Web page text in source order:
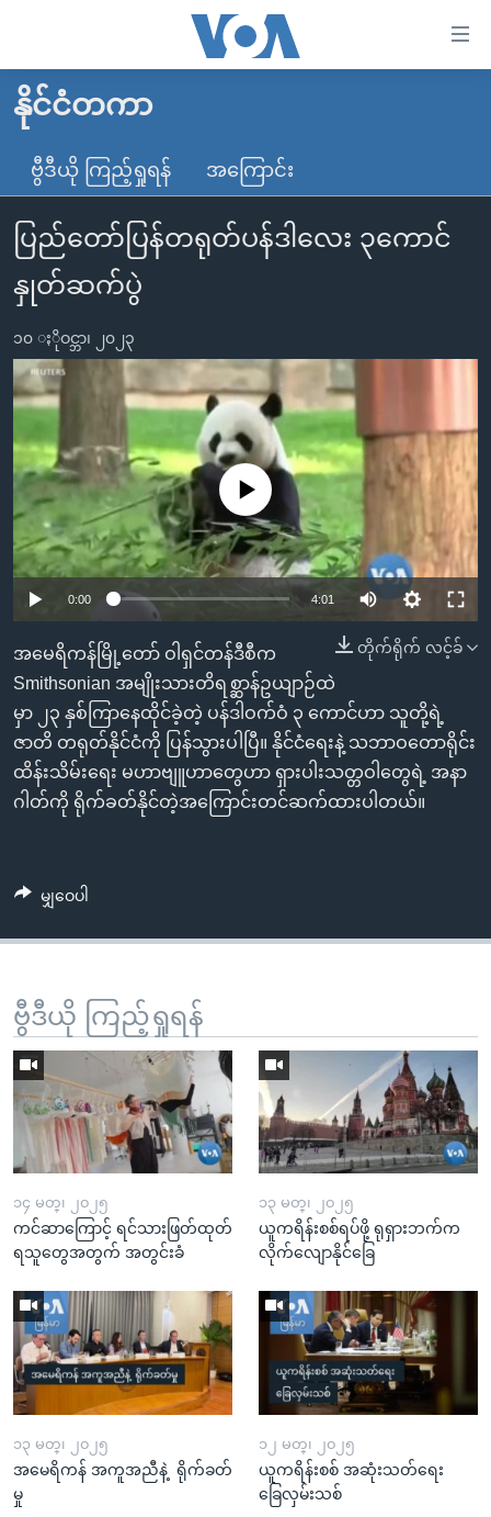
လွယ်ကူ
စေ
သည့်
Link
များ
ပင်မ
သို့
ကျော်
ကြည့်
ရန်
ပင်မ
စာမျက်နှာ
ကြည့်
ရန်
ရှာဖွေ
ရန်
နေရာ
သို့
မူလစာမျက်နှာ
မြန်မာ
ကမ္ဘာ့သတင်းများ
နိုင်ငံတကာ
အမေရိကန်
အစ္စရေး-ပါလက်စတိုင်း
ဗွီဒီယို
သတင်းလွတ်လပ်ခွင့်
ရပ်ဝန်းတခု လမ်းတခု အလွန်
အင်္ဂလိပ်စာလေ့လာမယ်
အမေရိကန်သုံးအီဒီယံ
မကြေးမုံရဲ့ အင်္ဂလိပ်စာ
ရုပ်ရှင်ထဲက အင်္ဂလိပ်စာ
သုတပဒေသာ အင်္ဂလိပ်စာ
အပတ်စဉ်ကဏ္ဍများ
တီဗွီ
ရေဒီယိုနှင့်ရုပ်သံ အချက်အလက်များ
ရေဒီယို/တီဗွီအစီအစဉ်
Learning English
ဗွီအိုအေ လူမှုကွန်ယက်များ
ဘာသာစကားများ
နိုင်ငံတကာ
ဗွီဒီယို ကြည့်ရှုရန် အကြောင်း
ပြည်တော်ပြန်တရုတ်ပန်ဒါလေး ၃ကောင်
နှုတ်ဆက်ပွဲ
၁၀ ႏိုဝင္ဘာ၊ ၂၀၂၃
No media source currently available
0:00 4:01
တိုက်ရိုက် လင့်ခ်
အမေရိကန်မြို့တော် ဝါရှင်တန်ဒီစီက
Smithsonian အမျိုးသားတိရစ္ဆာန်ဥယျာဉ်ထဲ
မှာ ၂၃ နှစ်ကြာနေထိုင်ခဲ့တဲ့ ပန်ဒါဝက်ဝံ ၃ ကောင်ဟာ သူတို့ရဲ့
ဇာတိ တရုတ်နိုင်ငံကို ပြန်သွားပါပြီ။ နိုင်ငံရေးနဲ့ သဘာဝတောရိုင်း
ထိန်းသိမ်းရေး မဟာဗျူဟာတွေဟာ ရှားပါးသတ္တဝါတွေရဲ့ အနာ
ဂါတ်ကို ရိုက်ခတ်နိုင်တဲ့အကြောင်းတင်ဆက်ထားပါတယ်။
မျှဝေပါ
ဗွီဒီယို ကြည့်ရှုရန်
၁၄ မတ္၊ ၂၀၂၅
ကင်ဆာကြောင့် ရင်သားဖြတ်ထုတ်
ရသူတွေအတွက် အတွင်းခံ
၁၃ မတ္၊ ၂၀၂၅
ယူကရိန်းစစ်ရပ်ဖို့ ရုရှားဘက်က
လိုက်လျောနိုင်ခြေ
၁၃ မတ္၊ ၂၀၂၅
အမေရိကန် အကူအညီနဲ့ ရိုက်ခတ်
မှု
၁၂ မတ္၊ ၂၀၂၅
ယူကရိန်းစစ် အဆုံးသတ်ရေး
ခြေလှမ်းသစ်